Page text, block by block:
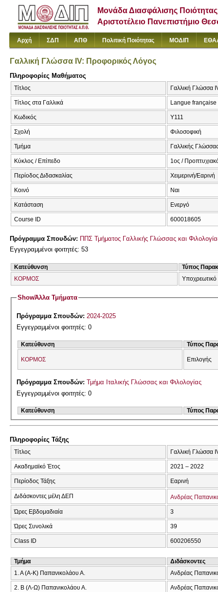
Μονάδα Διασφάλισης Ποιότητας
Αριστοτέλειο Πανεπιστήμιο
Αρχή ΣΔΠ ΑΠΘ Πολιτική Ποιότητας ΜΟΔΙΠ
Γαλλική Γλώσσα IV: Προφορικός Λόγος
Πληροφορίες Μαθήματος
Τίτλος Γαλλική Γλώσσα
Τίτλος στα Γαλλικά Langue
Κωδικός Υ111
Σχολή Φιλοσοφική
Τμήμα Γαλλικής
Κύκλος / Επίπεδο 1ος /
Περίοδος Διδασκαλίας Χειμερινή/Εαρινή
Κοινό Ναι
Κατάσταση Ενεργό
Course ID 600018605
Πρόγραμμα Σπουδών: ΠΠΣ Τμήματος Γαλλικής Γλώσσας και
Εγγεγραμμένοι φοιτητές: 53
Κατεύθυνση
Τύπος
ΚΟΡΜΟΣ
Υποχρεωτικό
ShowΆλλα Τμήματα
Πρόγραμμα Σπουδών:2024-2025
Εγγεγραμμένοι φοιτητές: 0
Κατεύθυνση Τύπος
ΚΟΡΜΟΣ Επιλογής
Πρόγραμμα Σπουδών:Τμήμα Ιταλικής Γλώσσας και Φιλολογίας
Εγγεγραμμένοι φοιτητές: 0
Κατεύθυνση Τύπος
Πληροφορίες Τάξης
Τίτλος Γαλλική Γλώσσα
Ακαδημαϊκό Έτος 2021 – 2022
Περίοδος Τάξης Εαρινή
Διδάσκοντες μέλη ΔΕΠ Ανδρέας
Ώρες Εβδομαδιαία 3
Ώρες Συνολικά 39
Class ID 600206550
Τμήμα
Διδάσκοντες
1. Α (Α-Κ) Παπανικολάου Α.
Ανδρέας
2. Β (Λ-Ω) Παπανικολάου Α. Ανδρέας